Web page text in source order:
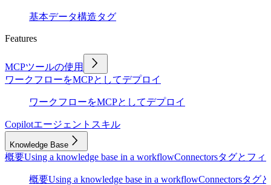
基本データ構造タグ
Features
MCPツールの使用
ワークフローをMCPとしてデプロイ
ワークフローをMCPとしてデプロイ
Copilotエージェントスキル
Knowledge Base
概要Using a knowledge base in a workflowConnectorsタグとフィ
概要Using a knowledge base in a workflowConnectorsタグ